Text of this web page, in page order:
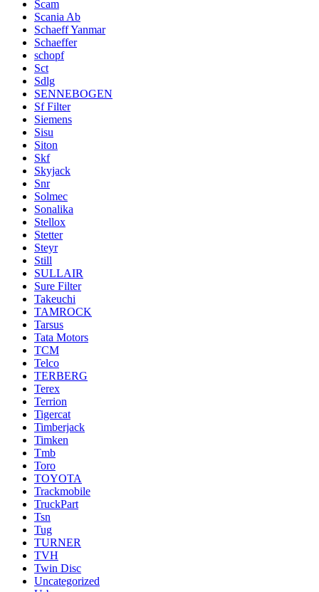
Scam
Scania Ab
Schaeff Yanmar
Schaeffer
schopf
Sct
Sdlg
SENNEBOGEN
Sf Filter
Siemens
Sisu
Siton
Skf
Skyjack
Snr
Solmec
Sonalika
Stellox
Stetter
Steyr
Still
SULLAIR
Sure Filter
Takeuchi
TAMROCK
Tarsus
Tata Motors
TCM
Telco
TERBERG
Terex
Terrion
Tigercat
Timberjack
Timken
Tmb
Toro
TOYOTA
Trackmobile
TruckPart
Tsn
Tug
TURNER
TVH
Twin Disc
Uncategorized